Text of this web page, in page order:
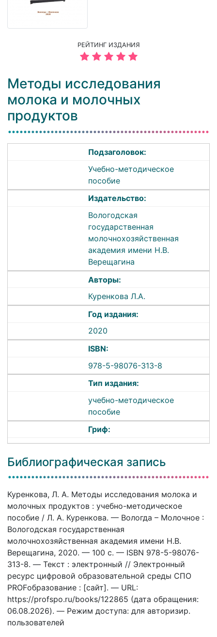
РЕЙТИНГ ИЗДАНИЯ
Методы исследования
молока и молочных
продуктов
Подзаголовок:
Учебно-методическое
пособие
Издательство:
Вологодская
государственная
молочнохозяйственная
академия имени Н.В.
Верещагина
Авторы:
Куренкова Л.А.
Год издания:
2020
ISBN:
978-5-98076-313-8
Тип издания:
учебно-методическое
пособие
Гриф:
Библиографическая запись
Куренкова, Л. А. Методы исследования молока и
молочных продуктов : учебно-методическое
пособие / Л. А. Куренкова. — Вологда – Молочное :
Вологодская государственная
молочнохозяйственная академия имени Н.В.
Верещагина, 2020. — 100 c. — ISBN 978-5-98076-
313-8. — Текст : электронный // Электронный
ресурс цифровой образовательной среды СПО
PROFобразование : [сайт]. — URL:
https://profspo.ru/books/122865 (дата обращения:
06.08.2026). — Режим доступа: для авторизир.
пользователей